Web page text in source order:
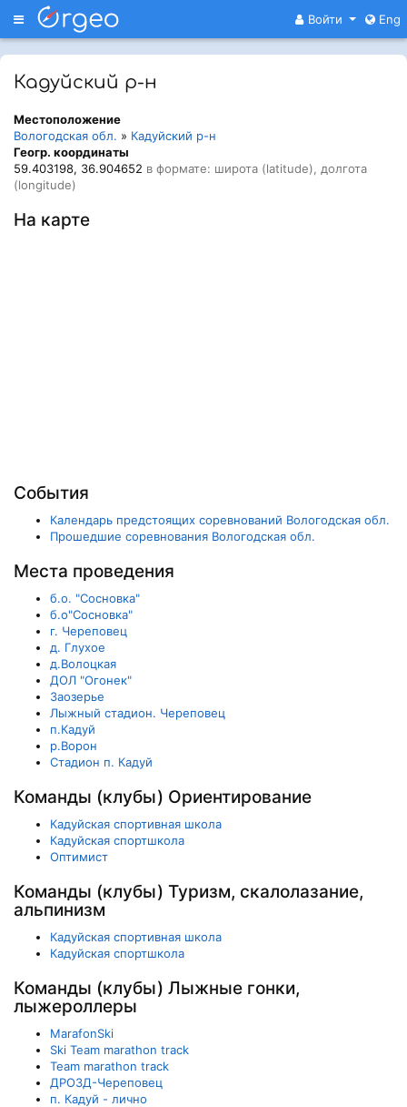
Меню Войти Eng
Кадуйский р-н
Местоположение
Вологодская обл. » Кадуйский р-н
Геогр. координаты
59.403198, 36.904652 в формате: широта (latitude), долгота
(longitude)
На карте
События
Календарь предстоящих соревнований Вологодская обл.
Прошедшие соревнования Вологодская обл.
Места проведения
б.о. "Сосновка"
б.о"Сосновка"
г. Череповец
д. Глухое
д.Волоцкая
ДОЛ "Огонек"
Заозерье
Лыжный стадион. Череповец
п.Кадуй
р.Ворон
Стадион п. Кадуй
Команды (клубы) Ориентирование
Кадуйская спортивная школа
Кадуйская спортшкола
Оптимист
Команды (клубы) Туризм, скалолазание,
альпинизм
Кадуйская спортивная школа
Кадуйская спортшкола
Команды (клубы) Лыжные гонки,
лыжероллеры
MarafonSki
Ski Team marathon track
Team marathon track
ДРОЗД-Череповец
п. Кадуй - лично